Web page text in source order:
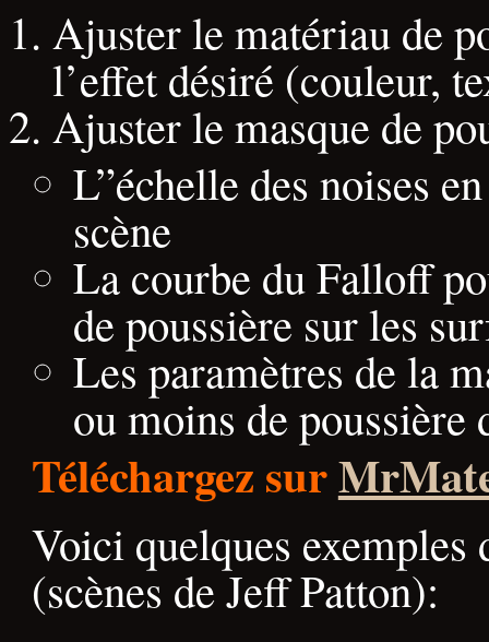
Ajuster le matériau de
l’effet désiré (couleur,
Ajuster le masque de
L”échelle des noises
scène
La courbe du Falloff
de poussière sur les
Les paramètres de la
ou moins de poussière
Téléchargez sur
Voici quelques exemples
(scènes de Jeff Patton):